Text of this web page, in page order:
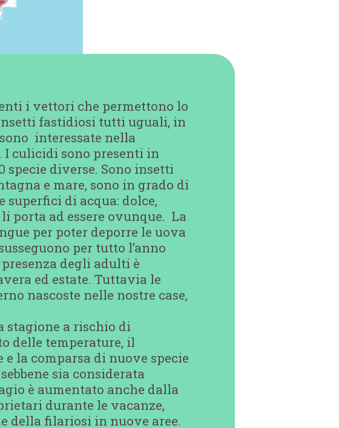
i vettori che permettono lo
fastidiosi tutti uguali, in
interessate nella
culicidi sono presenti in
diverse. Sono insetti
e mare, sono in grado di
superfici di acqua: dolce,
porta ad essere ovunque. La
per poter deporre le uova
per tutto l’anno
degli adulti è
ed estate. Tuttavia le
nascoste nelle nostre case,
stagione a rischio di
delle temperature, il
la comparsa di nuove specie
sia considerata
è aumentato anche dalla
durante le vacanze,
della filariosi in nuove aree.